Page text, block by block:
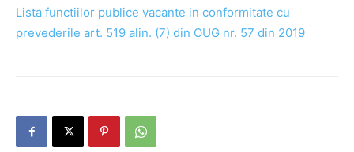
Lista functiilor publice vacante in conformitate cu
prevederile art. 519 alin. (7) din OUG nr. 57 din 2019